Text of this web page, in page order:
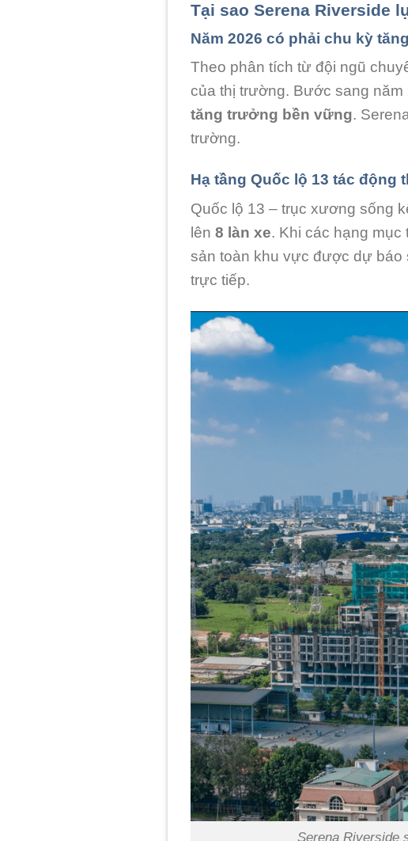
Tại sao Serena Riverside
Năm 2026 có phải chu kỳ
Theo phân tích từ đội ngũ
của thị trường. Bước sang
tăng trưởng bền vững.
trường.
Hạ tầng Quốc lộ 13 tác động
Quốc lộ 13 – trục xương sống
lên 8 làn xe. Khi các hạng mục
sản toàn khu vực được dự báo
trực tiếp.
Serena Riverside